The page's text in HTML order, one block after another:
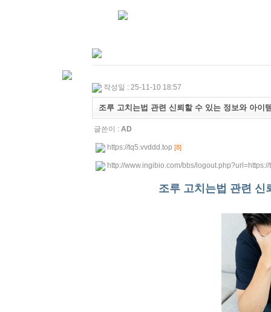
작성일 : 25-11-10 18:57
조루 고치는법 관련 신뢰할 수 있는 정보와 아이
글쓴이 : AD
https://tq5.vvddd.top [8]
http://www.ingibio.com/bbs/
조루 고치는법 관련 신